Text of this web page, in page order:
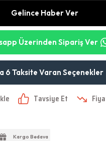
Gelince Haber Ver
Üzerinden Sipariş Ver
6 Taksite Varan Seçenekler
Tavsiye Et
Kargo Bedava